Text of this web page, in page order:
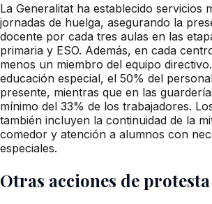
La Generalitat ha establecido servicios
jornadas de huelga, asegurando la
docente por cada tres aulas en las
primaria y ESO. Además, en cada
menos un miembro del equipo
educación especial, el 50% del
presente, mientras que en las
mínimo del 33% de los trabajadores.
también incluyen la continuidad de la
comedor y atención a alumnos con
especiales.
Otras acciones de protesta